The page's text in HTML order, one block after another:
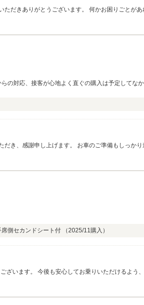
だきありがとうございます。 何かお困りごとが
の対応、接客が心地よく直ぐの購入は予定してな
側セカンドシート付 （2025/11購入）
アフターサポー